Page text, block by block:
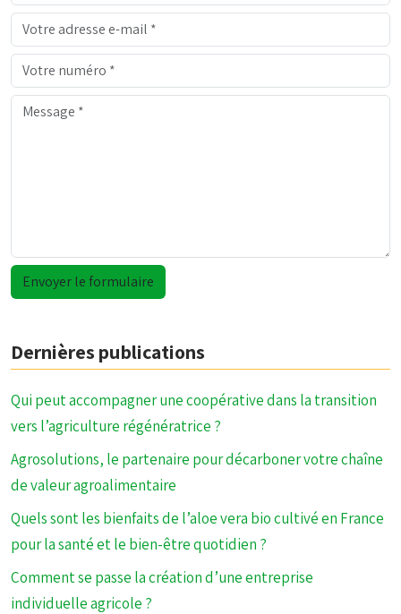
Dernières publications
Qui peut accompagner une coopérative dans la transition
vers l’agriculture régénératrice ?
Agrosolutions, le partenaire pour décarboner votre chaîne
de valeur agroalimentaire
Quels sont les bienfaits de l’aloe vera bio cultivé en France
pour la santé et le bien-être quotidien ?
Comment se passe la création d’une entreprise
individuelle agricole ?